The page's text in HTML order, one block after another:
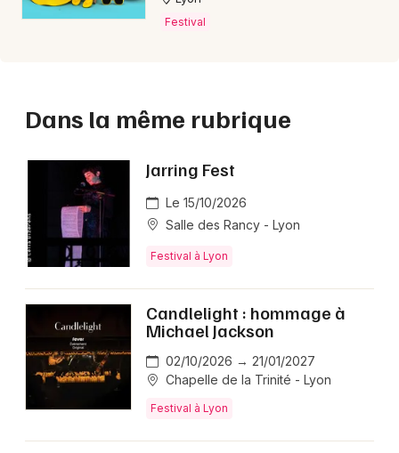
Festival
Dans la même rubrique
Jarring Fest
Le 15/10/2026
Salle des Rancy - Lyon
Festival à Lyon
Candlelight : hommage à
Michael Jackson
02/10/2026 → 21/01/2027
Chapelle de la Trinité - Lyon
Festival à Lyon